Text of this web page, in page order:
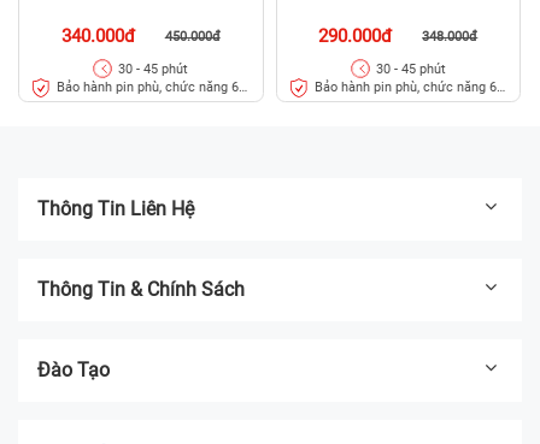
340.000đ 450.000đ
30 - 45 phút
Bảo hành pin phù, chức năng 6
tháng
290.000đ 348.000đ
30 - 45 phút
Bảo hành pin phù, chức năng 6
tháng
Thông Tin Liên Hệ
Thông Tin & Chính Sách
Đào Tạo